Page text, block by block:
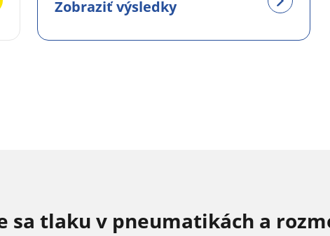
Zobraziť výsledky
sa tlaku v pneumatikách a